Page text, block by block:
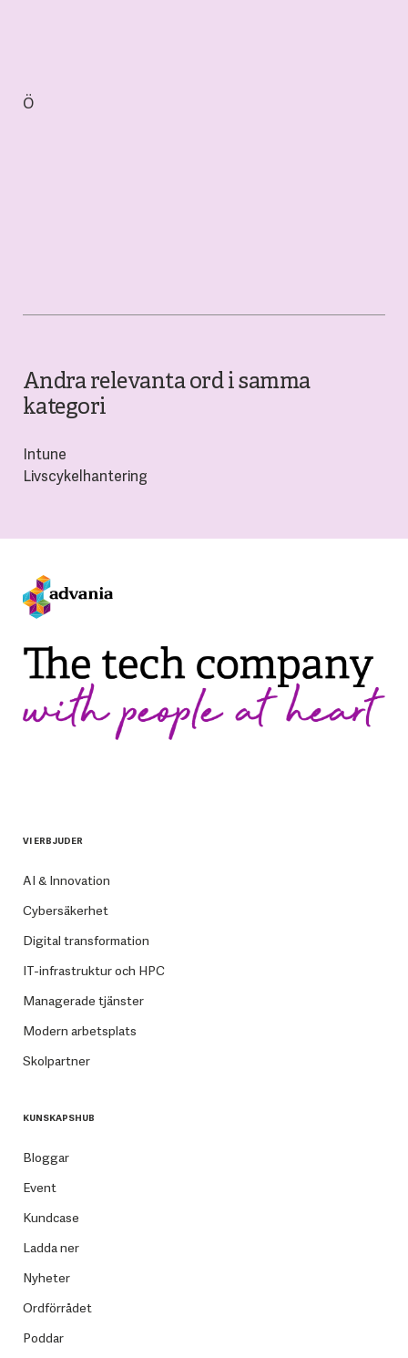
Ö
Andra relevanta ord i samma
kategori
Intune
Livscykelhantering
VI ERBJUDER
AI & Innovation
Cybersäkerhet
Digital transformation
IT-infrastruktur och HPC
Managerade tjänster
Modern arbetsplats
Skolpartner
KUNSKAPSHUB
Bloggar
Event
Kundcase
Ladda ner
Nyheter
Ordförrådet
Poddar